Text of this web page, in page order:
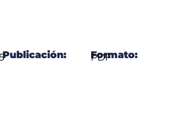
Publicación: Formato:
PDF